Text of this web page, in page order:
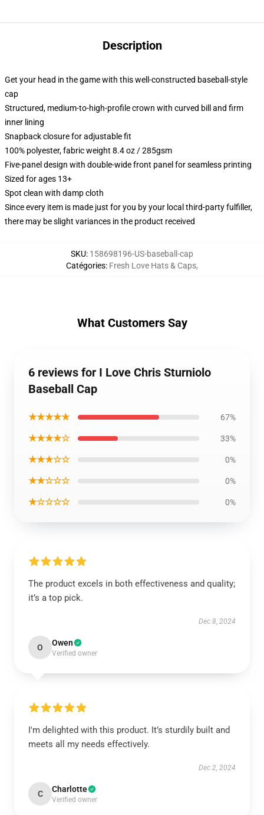
Description
Get your head in the game with this well-constructed baseball-style
cap
Structured, medium-to-high-profile crown with curved bill and firm
inner lining
Snapback closure for adjustable fit
100% polyester, fabric weight 8.4 oz / 285gsm
Five-panel design with double-wide front panel for seamless printing
Sized for ages 13+
Spot clean with damp cloth
Since every item is made just for you by your local third-party fulfiller,
there may be slight variances in the product received
SKU: 158698196-US-baseball-cap
Catégories: Fresh Love Hats & Caps,
What Customers Say
6 reviews for I Love Chris Sturniolo
Baseball Cap
★★★★★ 67%
★★★★☆ 33%
★★★☆☆ 0%
★★☆☆☆ 0%
★☆☆☆☆ 0%
The product excels in both effectiveness and quality;
it’s a top pick.
Dec 8, 2024
O Owen
Verified owner
I'm delighted with this product. It’s sturdily built and
meets all my needs effectively.
Dec 2, 2024
C Charlotte
Verified owner